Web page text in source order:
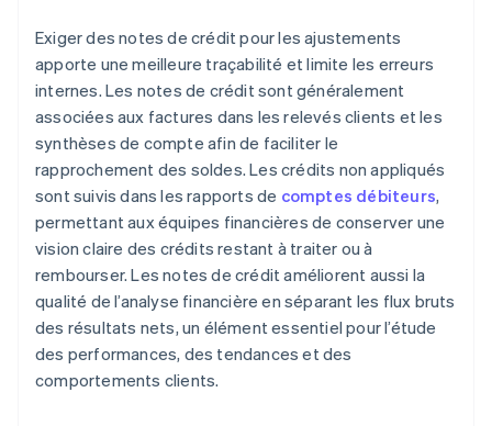
Exiger des notes de crédit pour les ajustements
apporte une meilleure traçabilité et limite les erreurs
internes. Les notes de crédit sont généralement
associées aux factures dans les relevés clients et les
synthèses de compte afin de faciliter le
rapprochement des soldes. Les crédits non appliqués
sont suivis dans les rapports de comptes débiteurs,
permettant aux équipes financières de conserver une
vision claire des crédits restant à traiter ou à
rembourser. Les notes de crédit améliorent aussi la
qualité de l’analyse financière en séparant les flux bruts
des résultats nets, un élément essentiel pour l’étude
des performances, des tendances et des
comportements clients.